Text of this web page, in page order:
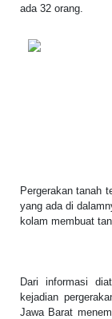
ada 32 orang.
Pergerakan tanah
yang ada di
kolam membuat
Dari informasi
kejadian
Jawa Barat